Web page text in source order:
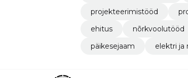
projekteerimistööd
ehitus
nõrkvoolutööd
päikesejaam
elektri ja